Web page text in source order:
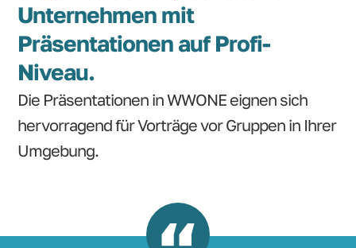
Unternehmen mit
Präsentationen auf Profi-
Niveau.
Die Präsentationen in WWONE eignen sich
hervorragend für Vorträge vor Gruppen in Ihrer
Umgebung.